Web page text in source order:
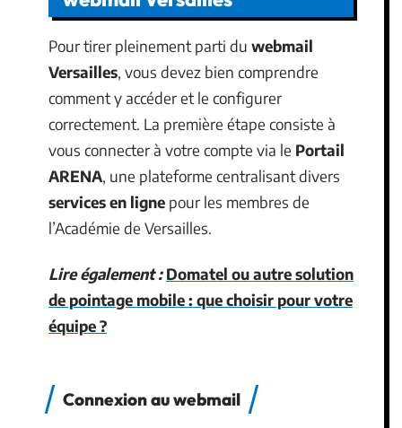
Pour tirer pleinement parti du webmail
Versailles, vous devez bien comprendre
comment y accéder et le configurer
correctement. La première étape consiste à
vous connecter à votre compte via le Portail
ARENA, une plateforme centralisant divers
services en ligne pour les membres de
l’Académie de Versailles.
Lire également : Domatel ou autre solution
de pointage mobile : que choisir pour votre
équipe ?
Connexion au webmail